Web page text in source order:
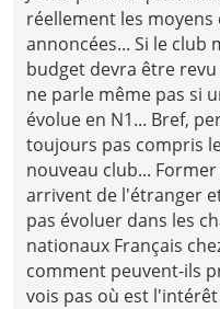
réellement les
annoncées... Si le club
budget devra être revu
ne parle même pas si
évolue en N1... Bref,
toujours pas compris
nouveau club...
arrivent de l'étranger
pas évoluer dans les
nationaux Français
comment peuvent-ils
vois pas où est l'intérêt